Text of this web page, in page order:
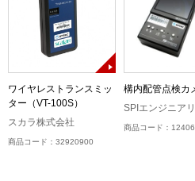
ワイヤレストランスミッ
ター（VT-100S）
スカラ株式会社
商品コード：32920900
構内配管点検
SPIエンジニア
商品コード：